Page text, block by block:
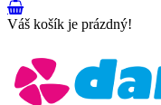
Váš košík je prázdný!